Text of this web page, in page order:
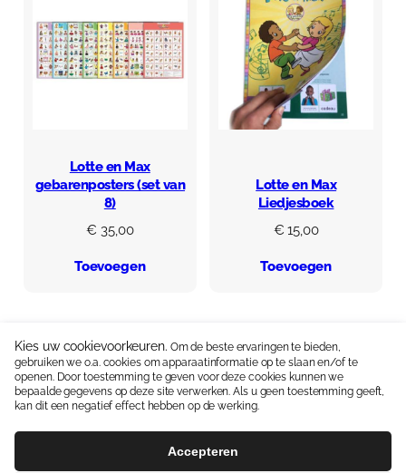
Lotte en Max
gebarenposters (set van
8)
€ 35,00
Toevoegen
Lotte en Max
Liedjesboek
€ 15,00
Toevoegen
Neem contact op:06 15336587|info@jipkes.nl
Handige linkjes:Pedagogisch coach|Blog en Downloads
Kies uw cookievoorkeuren. Om de beste ervaringen te bieden,
gebruiken we o.a. cookies om apparaatinformatie op te slaan en/of te
openen. Door toestemming te geven voor deze cookies kunnen we
bepaalde gegevens op deze site verwerken. Als u geen toestemming geeft,
kan dit een negatief effect hebben op de werking.
Accepteren